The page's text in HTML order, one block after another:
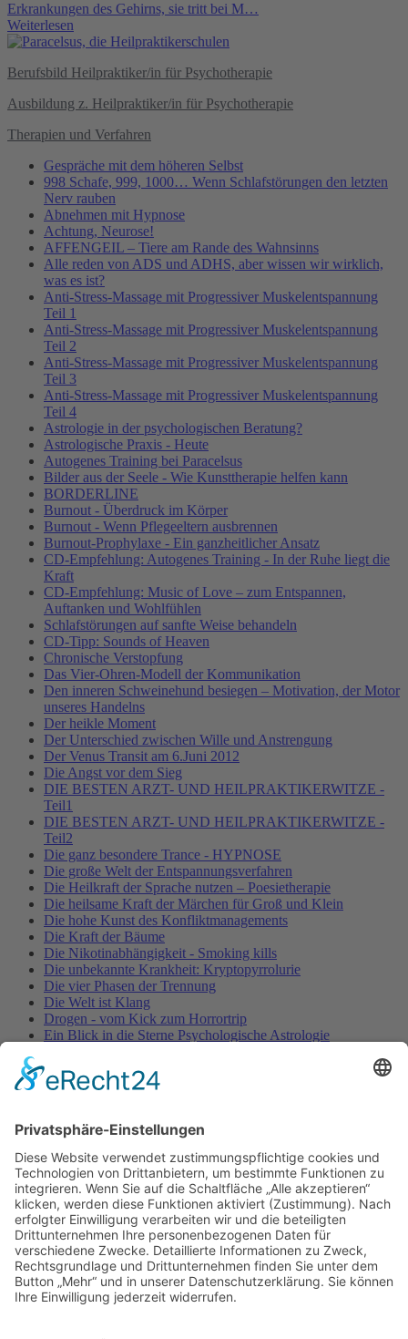
Erkrankungen des Gehirns, sie tritt bei M…
Weiterlesen
Berufsbild Heilpraktiker/in für Psychotherapie
Ausbildung z. Heilpraktiker/in für Psychotherapie
Therapien und Verfahren
Gespräche mit dem höheren Selbst
998 Schafe, 999, 1000… Wenn Schlafstörungen den letzten
Nerv rauben
Abnehmen mit Hypnose
Achtung, Neurose!
AFFENGEIL – Tiere am Rande des Wahnsinns
Alle reden von ADS und ADHS, aber wissen wir wirklich,
was es ist?
Anti-Stress-Massage mit Progressiver Muskelentspannung
Teil 1
Anti-Stress-Massage mit Progressiver Muskelentspannung
Teil 2
Anti-Stress-Massage mit Progressiver Muskelentspannung
Teil 3
Anti-Stress-Massage mit Progressiver Muskelentspannung
Teil 4
Astrologie in der psychologischen Beratung?
Astrologische Praxis - Heute
Autogenes Training bei Paracelsus
Bilder aus der Seele - Wie Kunsttherapie helfen kann
BORDERLINE
Burnout - Überdruck im Körper
Burnout - Wenn Pflegeeltern ausbrennen
Burnout-Prophylaxe - Ein ganzheitlicher Ansatz
CD-Empfehlung: Autogenes Training - In der Ruhe liegt die
Kraft
CD-Empfehlung: Music of Love – zum Entspannen,
Auftanken und Wohlfühlen
Schlafstörungen auf sanfte Weise behandeln
CD-Tipp: Sounds of Heaven
Chronische Verstopfung
Das Vier-Ohren-Modell der Kommunikation
Den inneren Schweinehund besiegen – Motivation, der Motor
unseres Handelns
Der heikle Moment
Der Unterschied zwischen Wille und Anstrengung
Der Venus Transit am 6.Juni 2012
Die Angst vor dem Sieg
DIE BESTEN ARZT- UND HEILPRAKTIKERWITZE -
Teil1
DIE BESTEN ARZT- UND HEILPRAKTIKERWITZE -
Teil2
Die ganz besondere Trance - HYPNOSE
Die große Welt der Entspannungsverfahren
Die Heilkraft der Sprache nutzen – Poesietherapie
Die heilsame Kraft der Märchen für Groß und Klein
Die hohe Kunst des Konfliktmanagements
Die Kraft der Bäume
Die Nikotinabhängigkeit - Smoking kills
Die unbekannte Krankheit: Kryptopyrrolurie
Die vier Phasen der Trennung
Die Welt ist Klang
Drogen - vom Kick zum Horrortrip
Ein Blick in die Sterne Psychologische Astrologie
ENTSPANNUNG PUR!
Fallbeschreibung aus der Entspannungspraxis – nervöse
Fallstudie aus der psychotherapeutischen Praxis - ADHS /
Burnout
Fallstudie aus der psychotherapeutischen Praxis -
Schlafstörungen
Falsches Vorbild!
Berufsbild Heilpraktiker für Psychotherapie